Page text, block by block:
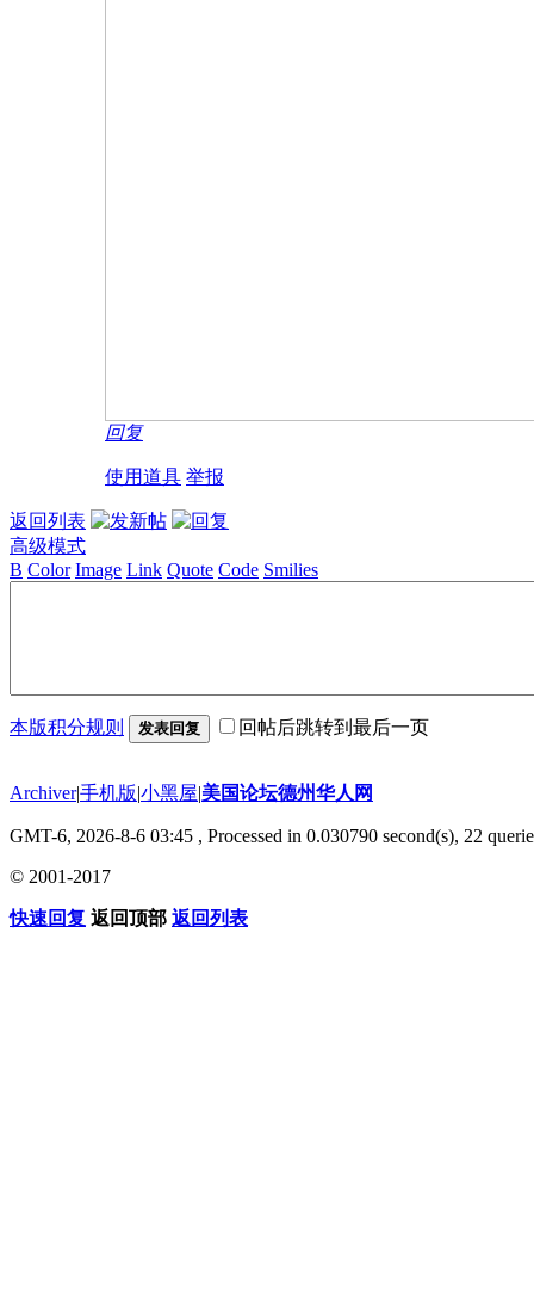
回复
使用道具 举报
返回列表
高级模式
B Color Image Link Quote Code Smilies
本版积分规则 发表回复 回帖后跳转到最后一页
Archiver|手机版|小黑屋|美国论坛德州华人网
GMT-6, 2026-8-6 03:45 , Processed in 0.030790 second(s), 22
© 2001-2017
快速回复 返回顶部 返回列表